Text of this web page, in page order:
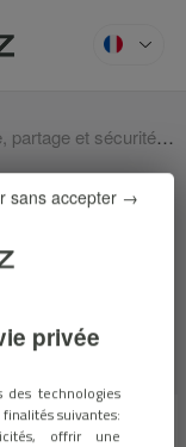
et sécurité des données : que dit la loi ?
privée
des technologies
suivantes:
offrir une
sans accepter →